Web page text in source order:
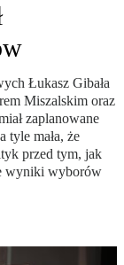
Łukasz Gibała
Miszalskim oraz
zaplanowane
tyle mała, że
przed tym, jak
wyniki wyborów